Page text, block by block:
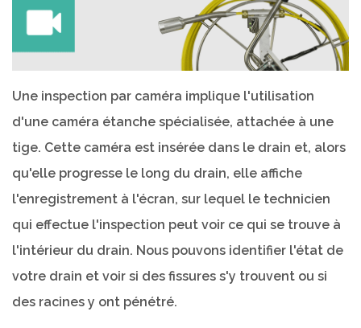
Une inspection par caméra implique l'utilisation
d'une caméra étanche spécialisée, attachée à une
tige. Cette caméra est insérée dans le drain et, alors
qu'elle progresse le long du drain, elle affiche
l'enregistrement à l'écran, sur lequel le technicien
qui effectue l'inspection peut voir ce qui se trouve à
l'intérieur du drain. Nous pouvons identifier l'état de
votre drain et voir si des fissures s'y trouvent ou si
des racines y ont pénétré.